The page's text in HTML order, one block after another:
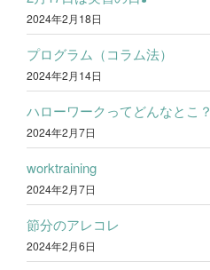
2024年2月18日
プログラム（コラム法）
2024年2月14日
ハローワークってどんなとこ？
2024年2月7日
worktraining
2024年2月7日
節分のアレコレ
2024年2月6日